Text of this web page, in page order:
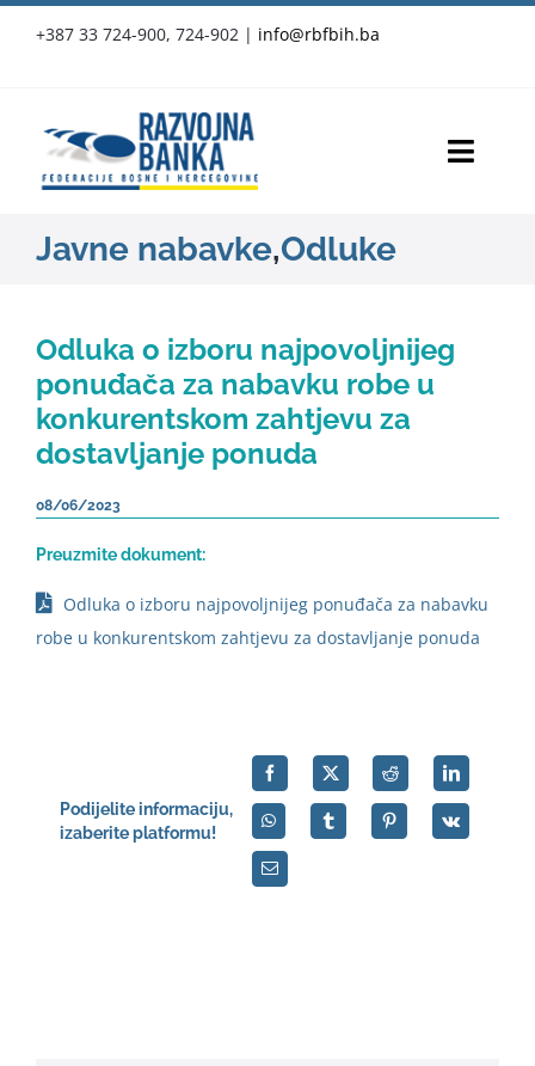
+387 33 724-900, 724-902 | info@rbfbih.ba
RBFBIH
Službene objave
Vijesti
Javne nabavke,Odluke
Odluka o izboru najpovoljnijeg
ponuđača za nabavku robe u
konkurentskom zahtjevu za
dostavljanje ponuda
08/06/2023
Preuzmite dokument:
Odluka o izboru najpovoljnijeg ponuđača za nabavku
robe u konkurentskom zahtjevu za dostavljanje ponuda
Podijelite informaciju,
izaberite platformu!